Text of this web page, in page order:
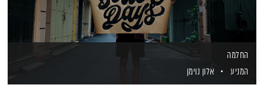
החלמה
המניע
אלון נוימן